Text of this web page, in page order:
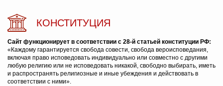
КОНСТИТУЦИЯ
Сайт функционирует в соответствии с 28-й статьей конституции РФ:
«Каждому гарантируется свобода совести, свобода вероисповедания,
включая право исповедовать индивидуально или совместно с другими
любую религию или не исповедовать никакой, свободно выбирать, иметь
и распространять религиозные и иные убеждения и действовать в
соответствии с ними».